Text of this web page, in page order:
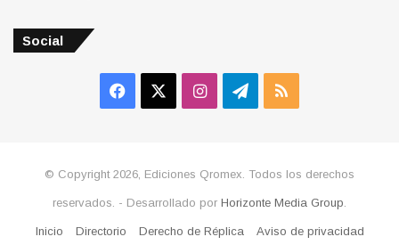
Social
Facebook InstagramTelegram
RSS
© Copyright 2026, Ediciones Qromex. Todos los derechos
reservados. - Desarrollado por Horizonte Media Group
Inicio Directorio Derecho de Réplica Aviso de privacidad